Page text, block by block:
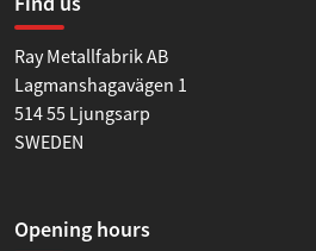
Ray Metallfabrik AB
Lagmanshagavägen 1
514 55 Ljungsarp
SWEDEN
Opening hours